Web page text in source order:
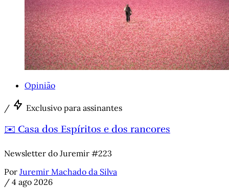
Opinião
/ Exclusivo para assinantes
✉️ Casa dos Espíritos e dos rancores
Newsletter do Juremir #223
Por Juremir Machado da Silva
/ 4 ago 2026